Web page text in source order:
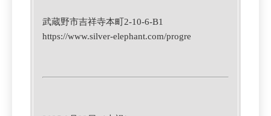
武蔵野市吉祥寺本町2-10-6-B1
https://www.silver-elephant.com/progre